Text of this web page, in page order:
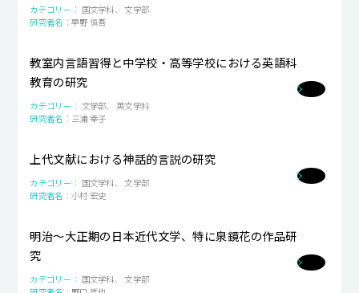
就職・キャリア支援
国文学科、 文学部
早野 慎吾
教室内言語習得と中学校・高等学校における英語科
教育の研究
文学部、 英文学科
三浦 幸子
上代文献における神話的言説の研究
国文学科、 文学部
小村 宏史
明治～大正期の日本近代文学、特に泉鏡花の作品研
究
国文学科、 文学部